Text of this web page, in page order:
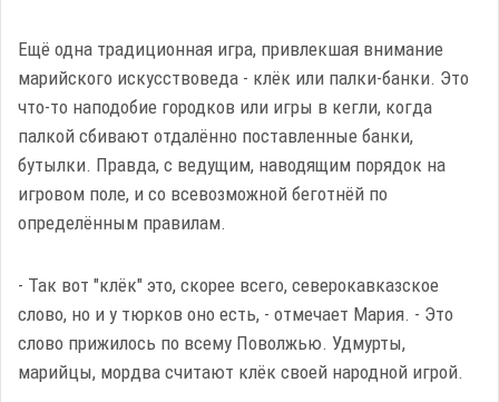
Ещё одна традиционная игра, привлекшая внимание
марийского искусствоведа - клёк или палки-банки. Это
что-то наподобие городков или игры в кегли, когда
палкой сбивают отдалённо поставленные банки,
бутылки. Правда, с ведущим, наводящим порядок на
игровом поле, и со всевозможной беготнёй по
определённым правилам.
- Так вот "клёк" это, скорее всего, северокавказское
слово, но и у тюрков оно есть, - отмечает Мария. - Это
слово прижилось по всему Поволжью. Удмурты,
марийцы, мордва считают клёк своей народной игрой.